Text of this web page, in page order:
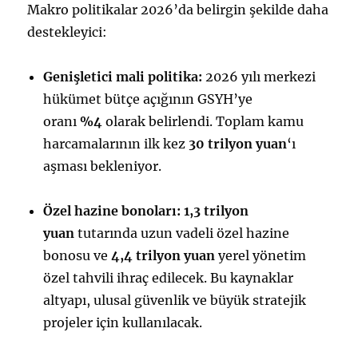
Makro politikalar 2026’da belirgin şekilde daha
destekleyici:
Genişletici mali politika: 2026 yılı merkezi
hükümet bütçe açığının GSYH’ye
oranı%4 olarak belirlendi. Toplam kamu
harcamalarının ilk kez 30 trilyon yuan‘ı
aşması bekleniyor.
Özel hazine bonoları: 1,3 trilyon
yuan tutarında uzun vadeli özel hazine
bonosu ve4,4 trilyon yuan yerel yönetim
özel tahvili ihraç edilecek. Bu kaynaklar
altyapı, ulusal güvenlik ve büyük stratejik
projeler için kullanılacak.